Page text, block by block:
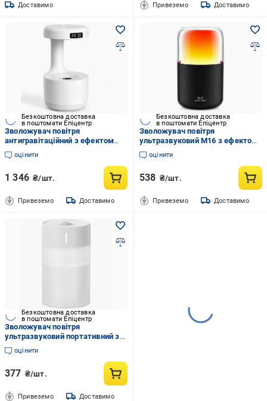
Доставимо Привеземо Доставимо
Безкоштовна доставка
в поштомати Епіцентр
Зволожувач повітря
антигравітаційний з ефектом
зворотних крапель та
підсвічуванням 800 мл (1013-
оцінити
1 346 ₴/шт.
Привеземо Доставимо
Безкоштовна доставка
в поштомати Епіцентр
Зволожувач повітря
ультразвуковий M16 з ефектом
полум'я та аромадифузором 280
мл Чорний (1016-501-00)
оцінити
538 ₴/шт.
Привеземо Доставимо
Безкоштовна доставка
в поштомати Епіцентр
Зволожувач повітря
ультразвуковий портативний з
LED-підсвічуванням 260 мл
Білий (1012-301-00)
оцінити
377 ₴/шт.
Привеземо Доставимо